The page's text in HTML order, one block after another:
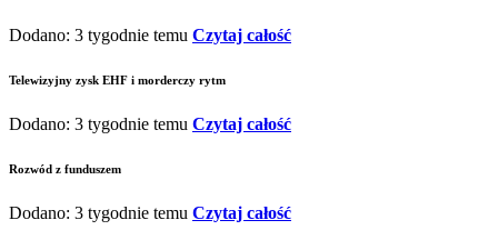
Dodano: 3 tygodnie temu Czytaj całość
Telewizyjny zysk EHF i morderczy rytm
Dodano: 3 tygodnie temu Czytaj całość
Rozwód z funduszem
Dodano: 3 tygodnie temu Czytaj całość